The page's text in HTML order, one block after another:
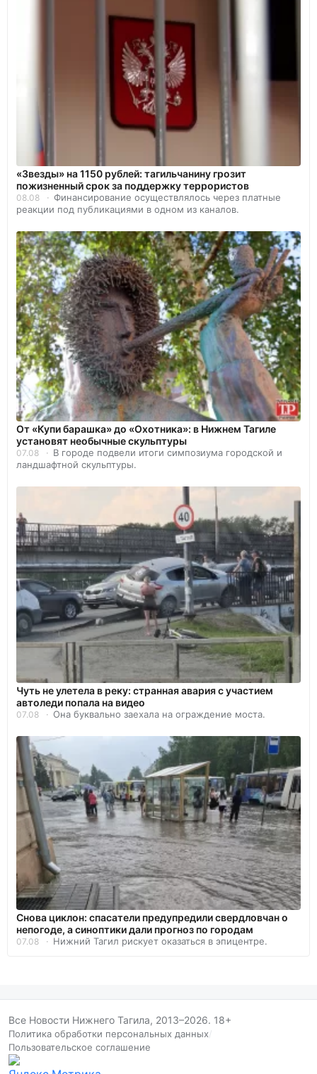
«Звезды» на 1150 рублей: тагильчанину грозит
пожизненный срок за поддержку террористов
08.08
Финансирование осуществлялось через платные
реакции под публикациями в одном из каналов.
От «Купи барашка» до «Охотника»: в Нижнем Тагиле
установят необычные скульптуры
07.08
В городе подвели итоги симпозиума городской и
ландшафтной скульптуры.
Чуть не улетела в реку: странная авария с участием
автоледи попала на видео
07.08 Она буквально заехала на ограждение моста.
Снова циклон: спасатели предупредили свердловчан о
непогоде, а синоптики дали прогноз по городам
07.08 Нижний Тагил рискует оказаться в эпицентре.
Все Новости Нижнего Тагила, 2013–2026. 18+
Политика обработки персональных данных/
Пользовательское соглашение